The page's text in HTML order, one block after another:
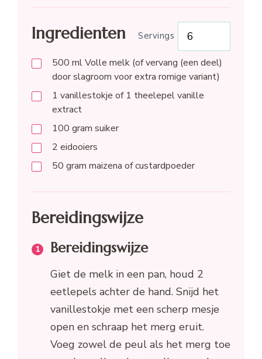
Ingredienten Servings
500 mlVolle melk (of vervang (een deel)
door slagroom voor extra romige variant)
1 vanillestokje of 1 theelepel vanille
extract
100 gram suiker
2 eidooiers
50 gram maizena of custardpoeder
Bereidingswijze
Bereidingswijze
Giet de melk in een pan, houd 2
eetlepels achter de hand. Snijd het
vanillestokje met een scherp mesje
open en schraap het merg eruit.
Voeg zowel de peul als het merg toe